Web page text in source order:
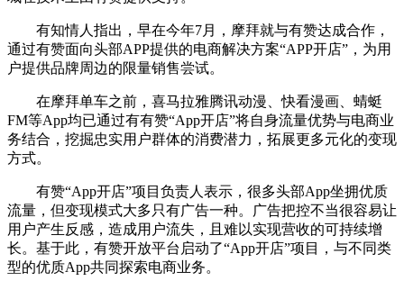
有知情人指出，早在今年7月，摩拜就与有赞达成合作，
通过有赞面向头部APP提供的电商解决方案“APP开店”，为用
户提供品牌周边的限量销售尝试。
在摩拜单车之前，喜马拉雅腾讯动漫、快看漫画、蜻蜓
FM等App均已通过有有赞“App开店”将自身流量优势与电商业
务结合，挖掘忠实用户群体的消费潜力，拓展更多元化的变现
方式。
有赞“App开店”项目负责人表示，很多头部App坐拥优质
流量，但变现模式大多只有广告一种。广告把控不当很容易让
用户产生反感，造成用户流失，且难以实现营收的可持续增
长。基于此，有赞开放平台启动了“App开店”项目，与不同类
型的优质App共同探索电商业务。